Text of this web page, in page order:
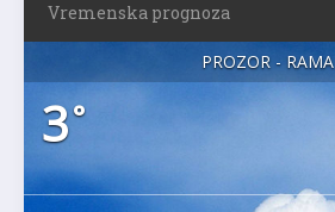
Vremenska prognoza
PROZOR - RAMA
3°